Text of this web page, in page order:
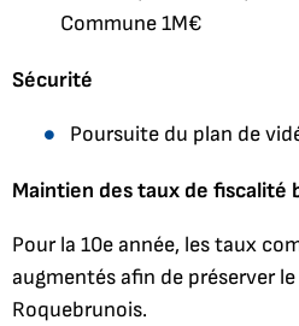
Commune 1M€
Sécurité
Poursuite du plan de
Maintien des taux de fiscalité
Pour la 10e année, les taux
augmentés afin de préserver
Roquebrunois.